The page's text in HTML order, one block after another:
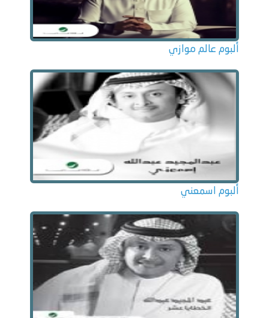
ألبوم عالم موازي
ألبوم اسمعني